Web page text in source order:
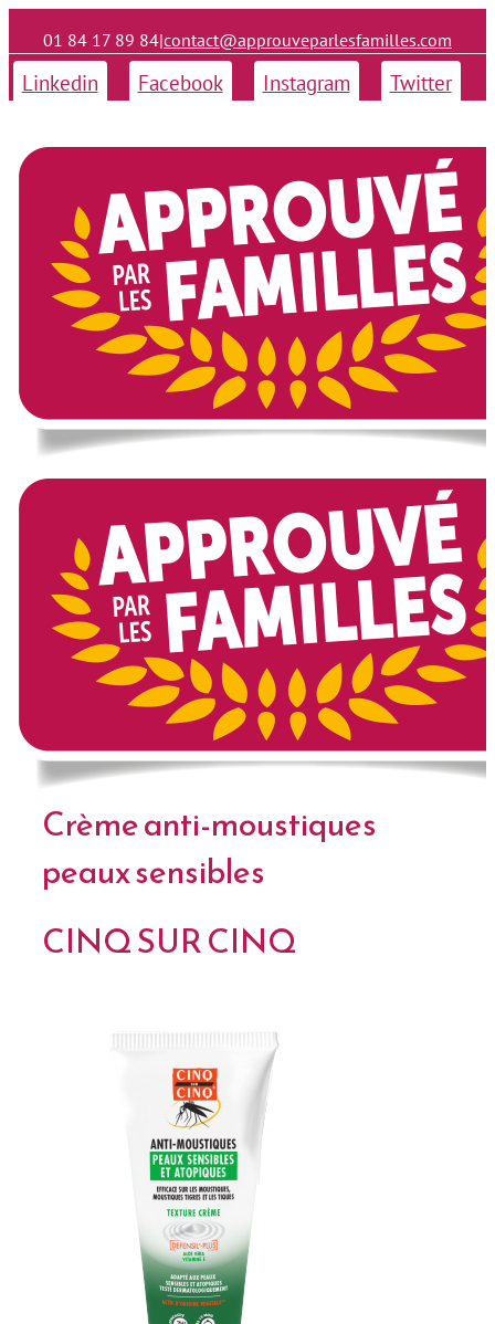
01 84 17 89 84|contact@approuveparlesfamilles.com
Linkedin Facebook Instagram Twitter
Crème anti-moustiques
peaux sensibles
CINQ SUR CINQ